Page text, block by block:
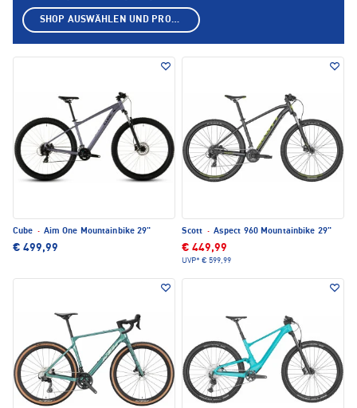
Cube · Aim One Mountainbike 29"
€ 499,99
Scott · Aspect 960 Mountainbike 29"
€ 449,99
UVP* € 599,99
SHOP AUSWÄHLEN UND PRODUKTE ANZEIGEN